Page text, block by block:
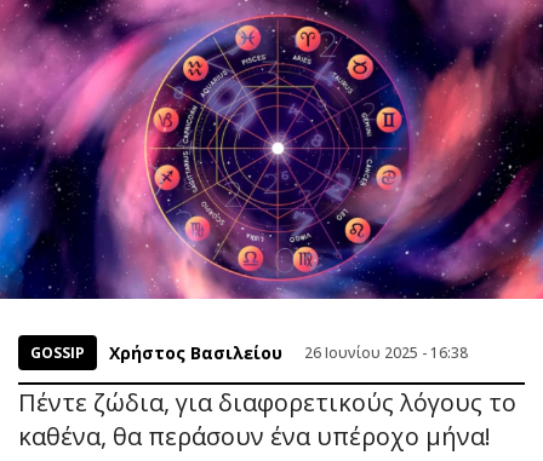
GOSSIP Χρήστος Βασιλείου 26 Ιουνίου 2025 - 16:38
Πέντε ζώδια, για διαφορετικούς λόγους το
καθένα, θα περάσουν ένα υπέροχο μήνα!